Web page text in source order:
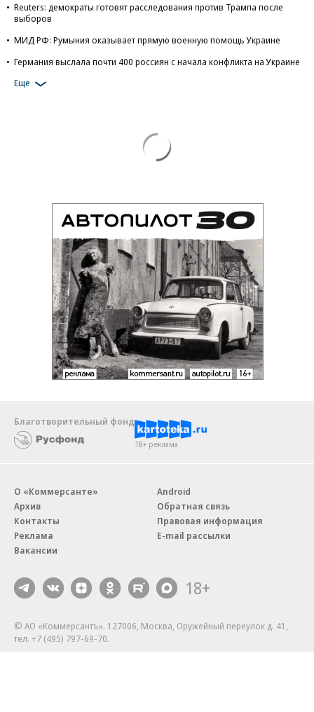
Reuters: демократы готовят расследования против Трампа после
выборов
МИД РФ: Румыния оказывает прямую военную помощь Украине
Германия выслала почти 400 россиян с начала конфликта на Украине
Еще
Благотворительный фонд
18+ реклама
О «Коммерсанте»
Архив
Контакты
Реклама
Вакансии
Android
Обратная связь
Правовая информация
E-mail рассылки
18+
© АО «Коммерсантъ». 127006, Москва, Оружейный переулок д. 41,
тел. +7 (495) 797-69-70.